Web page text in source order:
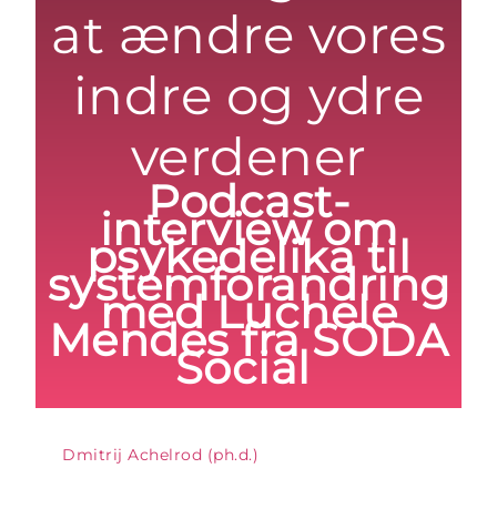
at ændre vores
indre og ydre
verdener
Podcast-
interview om
psykedelika til
systemforandring
med Luchele
Mendes fra SODA
Social
Dmitrij Achelrod (ph.d.)